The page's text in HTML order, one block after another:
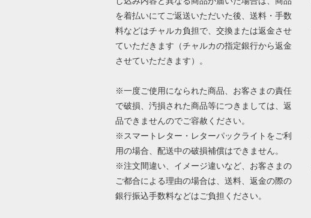
を着払いにてご返送いただいた後、送料・手数
料などはチャルカ負担で、交換または返金させ
ていただきます（チャルカの指定銀行から返金
させていただきます）。
※一度ご使用になられた商品、お客さまの責任
で破損、汚損された商品等につきましては、返
品できませんのでご容赦ください。
※スマートレター・レターパックライトをご利
用の場合、配送中の破損補償はできません。
※注文間違い、イメージ違いなど、お客さまの
ご都合による理由の場合は、送料、返金の際の
銀行振込手数料などはご負担ください。